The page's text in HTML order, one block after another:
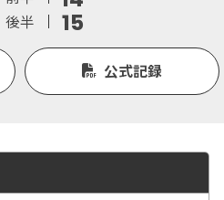
後半 15
公式記録